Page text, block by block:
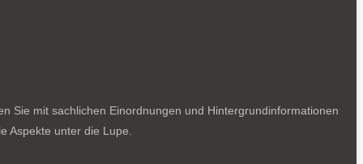
Sie mit sachlichen Einordnungen und Hintergrundinformationen
Aspekte unter die Lupe.